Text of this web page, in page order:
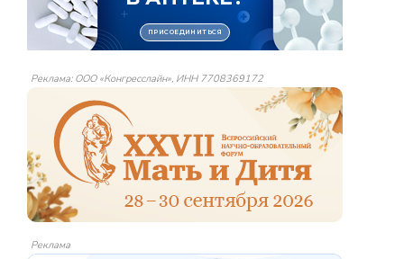
Реклама: ООО «Конгресслайн», ИНН 7708369172
Реклама